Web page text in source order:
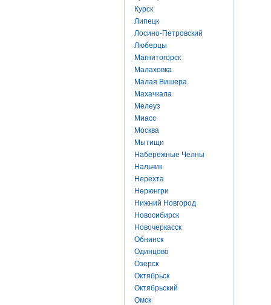
Курск
Липецк
Лосино-Петровский
Люберцы
Магнитогорск
Малаховка
Малая Вишера
Махачкала
Мелеуз
Миасс
Москва
Мытищи
Набережные Челны
Нальчик
Нерехта
Нерюнгри
Нижний Новгород
Новосибирск
Новочеркасск
Обнинск
Одинцово
Озерск
Октябрьск
Октябрьский
Омск